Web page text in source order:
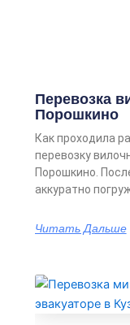
Перевозка
Порошкино
Как проходила
перевозку
Порошкино.
аккуратно
Читать Дальше